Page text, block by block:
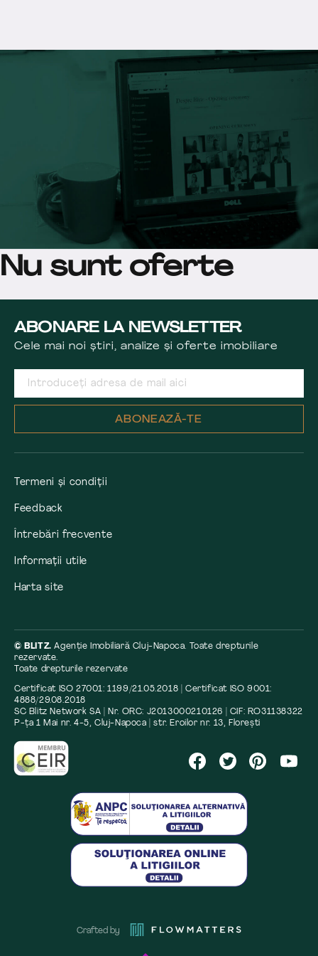
Nu sunt oferte
ABONARE LA NEWSLETTER
Cele mai noi știri, analize și oferte imobiliare
ABONEAZĂ-TE
Termeni și condiții
Feedback
Întrebări frecvente
Informații utile
Harta site
© BLITZ.Agenție Imobiliară Cluj-Napoca. Toate drepturile
rezervate.
Toate drepturile rezervate
Certificat ISO 27001: 1199/21.05.2018 | Certificat ISO 9001:
4888/29.08.2018
SC Blitz Network SA | Nr. ORC: J2013000210126 | CIF: RO31138322
P-ța 1 Mai nr. 4-5, Cluj-Napoca | str. Eroilor nr. 13, Florești
Crafted by